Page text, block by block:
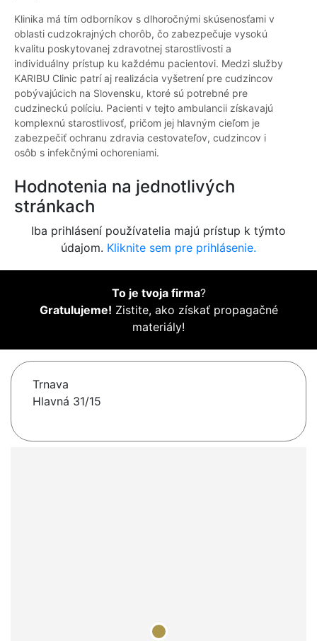
Klinika má tím odborníkov s dlhoročnými skúsenosťami v
oblasti cudzokrajných chorôb, čo zabezpečuje vysokú
kvalitu poskytovanej zdravotnej starostlivosti a
individuálny prístup ku každému pacientovi. Medzi služby
KARIBU Clinic patrí aj realizácia vyšetrení pre cudzincov
pobývajúcich na Slovensku, ktoré sú potrebné pre
cudzineckú políciu. Pacienti v tejto ambulancii získavajú
komplexnú starostlivosť, pričom jej hlavným cieľom je
zabezpečiť ochranu zdravia cestovateľov, cudzincov i
osôb s infekčnými ochoreniami.
Hodnotenia na jednotlivých
stránkach
Iba prihlásení používatelia majú prístup k týmto
údajom. Kliknite sem pre prihlásenie.
To je tvoja firma?
Gratulujeme! Zistite, ako získať propagačné
materiály!
Trnava
Hlavná 31/15